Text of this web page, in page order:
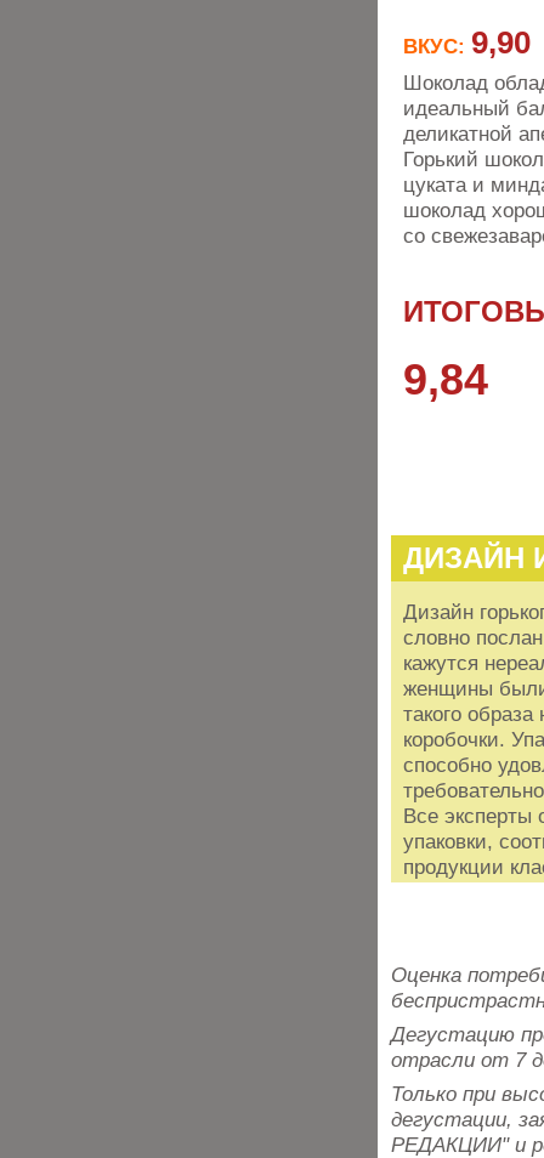
ВКУС: 9,90
Шоколад
идеальный
деликатной
Горький
цуката и
шоколад
со
9,84
ДИЗАЙН
Дизайн
словно
кажутся
женщины
такого
коробочки.
способно
Все эксперты
упаковки,
продукции
Оценка
Дегустацию
отрасли от 7
Только при
дегустации,
РЕДАКЦИИ" и